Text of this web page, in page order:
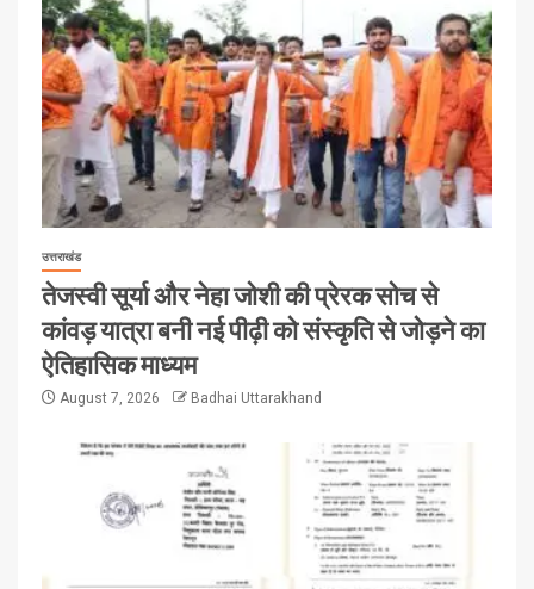
उत्तराखंड
तेजस्वी सूर्या और नेहा जोशी की प्रेरक सोच से
कांवड़ यात्रा बनी नई पीढ़ी को संस्कृति से जोड़ने का
ऐतिहासिक माध्यम
August 7, 2026 Badhai Uttarakhand